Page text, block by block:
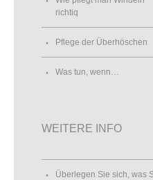
richtiq
Pflege der Überhöschen
Was tun, wenn…
WEITERE INFO
Überlegen Sie sich, was